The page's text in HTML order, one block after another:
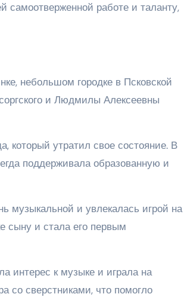
самоотверженной работе и таланту,
небольшом городке в Псковской
и Людмилы Алексеевны
который утратил свое состояние. В
поддерживала образованную и
музыкальной и увлекалась игрой на
сыну и стала его первым
интерес к музыке и играла на
со сверстниками, что помогло